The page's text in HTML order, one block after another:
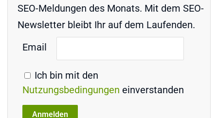
SEO-Meldungen des Monats. Mit dem SEO-
Newsletter bleibt Ihr auf dem Laufenden.
Email
Ich bin mit den
Nutzungsbedingungen einverstanden